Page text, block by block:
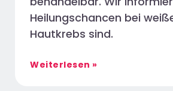
Heilungschancen bei
Hautkrebs sind.
Weiterlesen »